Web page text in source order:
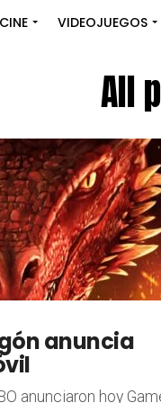
CINE VIDEOJUEGOS
All
anuncia
anunciaron hoy